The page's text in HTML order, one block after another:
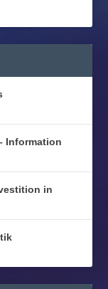
Information
in